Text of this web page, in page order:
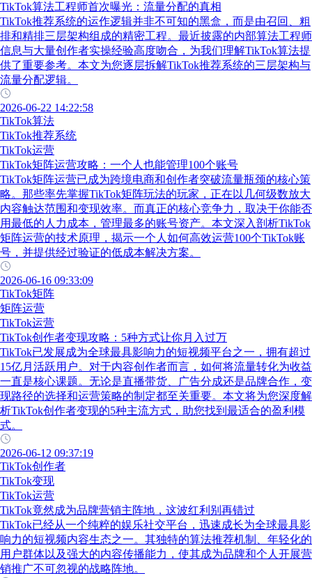
TikTok算法工程师首次曝光：流量分配的真相
TikTok推荐系统的运作逻辑并非不可知的黑盒，而是由召回、粗
排和精排三层架构组成的精密工程。最近披露的内部算法工程师
信息与大量创作者实操经验高度吻合，为我们理解TikTok算法提
供了重要参考。本文为您逐层拆解TikTok推荐系统的三层架构与
流量分配逻辑。
2026-06-22 14:22:58
TikTok算法
TikTok推荐系统
TikTok运营
TikTok矩阵运营攻略：一个人也能管理100个账号
TikTok矩阵运营已成为跨境电商和创作者突破流量瓶颈的核心策
略。那些率先掌握TikTok矩阵玩法的玩家，正在以几何级数放大
内容触达范围和变现效率。而真正的核心竞争力，取决于你能否
用最低的人力成本，管理最多的账号资产。本文深入剖析TikTok
矩阵运营的技术原理，揭示一个人如何高效运营100个TikTok账
号，并提供经过验证的低成本解决方案。
2026-06-16 09:33:09
TikTok矩阵
矩阵运营
TikTok运营
TikTok创作者变现攻略：5种方式让你月入过万
TikTok已发展成为全球最具影响力的短视频平台之一，拥有超过
15亿月活跃用户。对于内容创作者而言，如何将流量转化为收益
一直是核心课题。无论是直播带货、广告分成还是品牌合作，变
现路径的选择和运营策略的制定都至关重要。本文将为您深度解
析TikTok创作者变现的5种主流方式，助您找到最适合的盈利模
式。
2026-06-12 09:37:19
TikTok创作者
TikTok变现
TikTok运营
TikTok竟然成为品牌营销主阵地，这波红利别再错过
TikTok已经从一个纯粹的娱乐社交平台，迅速成长为全球最具影
响力的短视频内容生态之一。其独特的算法推荐机制、年轻化的
用户群体以及强大的内容传播能力，使其成为品牌和个人开展营
销推广不可忽视的战略阵地。